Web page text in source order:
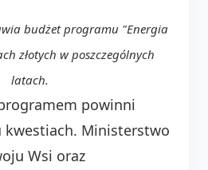
budżet programu "Energia
złotych w poszczególnych
latach.
powinni
Ministerstwo
Wsi oraz